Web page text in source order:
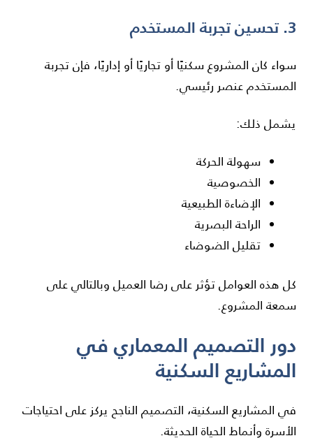
3. تحسين تجربة المستخدم
سواء كان المشروع سكنيًا أو تجاريًا أو إداريًا، فإن تجربة
المستخدم عنصر رئيسي.
يشمل ذلك:
سهولة الحركة
الخصوصية
الإضاءة الطبيعية
الراحة البصرية
تقليل الضوضاء
كل هذه العوامل تؤثر على رضا العميل وبالتالي على
سمعة المشروع.
دور التصميم المعماري في
المشاريع السكنية
في المشاريع السكنية، التصميم الناجح يركز على احتياجات
الأسرة وأنماط الحياة الحديثة.